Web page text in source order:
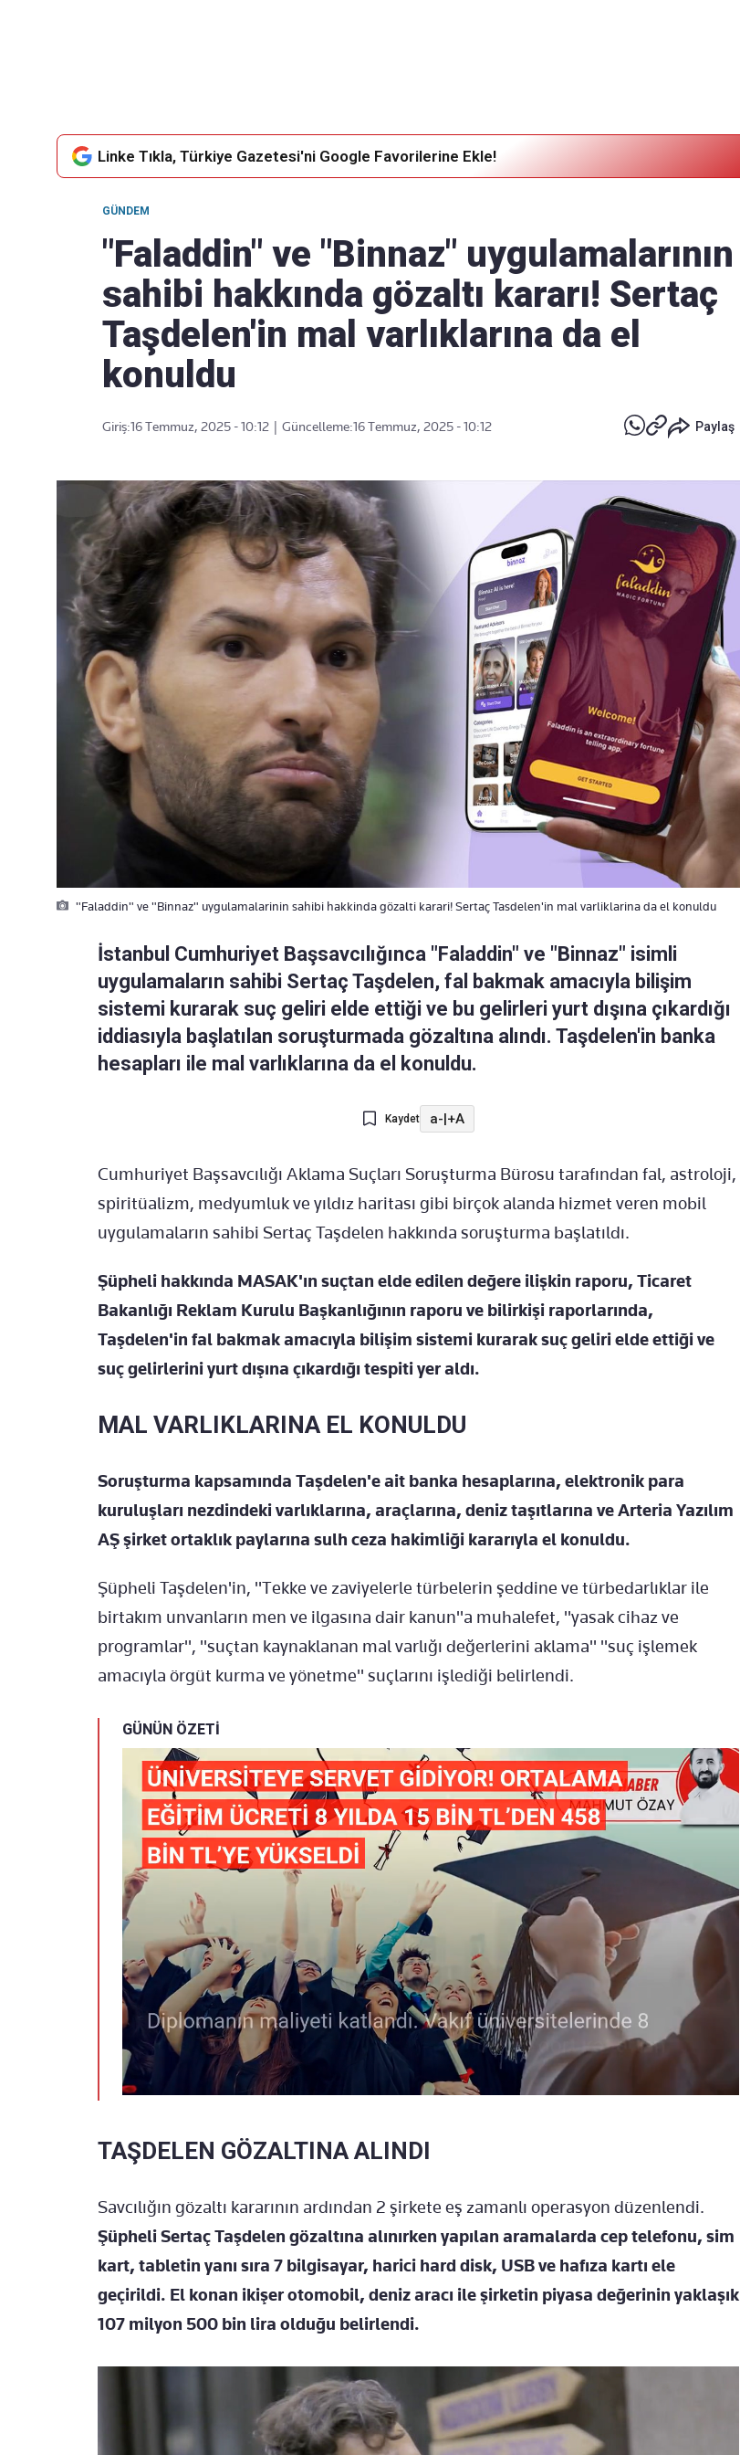
Linke Tıkla, Türkiye Gazetesi'ni Google Favorilerine Ekle!
GÜNDEM
"Faladdin" ve "Binnaz" uygulamalarının
sahibi hakkında gözaltı kararı! Sertaç
Taşdelen'in mal varlıklarına da el
konuldu
Giriş:16 Temmuz, 2025 - 10:12 Güncelleme:16 Temmuz, 2025 - 10:12 Paylaş
"Faladdin" ve "Binnaz" uygulamalarinin sahibi hakkinda gözalti karari! Sertaç Tasdelen'in mal varliklarina da el konuldu
İstanbul Cumhuriyet Başsavcılığınca "Faladdin" ve "Binnaz" isimli
uygulamaların sahibi Sertaç Taşdelen, fal bakmak amacıyla bilişim
sistemi kurarak suç geliri elde ettiği ve bu gelirleri yurt dışına çıkardığı
iddiasıyla başlatılan soruşturmada gözaltına alındı. Taşdelen'in banka
hesapları ile mal varlıklarına da el konuldu.
Kaydet a-|+A
Cumhuriyet Başsavcılığı Aklama Suçları Soruşturma Bürosu tarafından fal, astroloji,
spiritüalizm, medyumluk ve yıldız haritası gibi birçok alanda hizmet veren mobil
uygulamaların sahibi Sertaç Taşdelen hakkında soruşturma başlatıldı.
Şüpheli hakkında MASAK'ın suçtan elde edilen değere ilişkin raporu, Ticaret
Bakanlığı Reklam Kurulu Başkanlığının raporu ve bilirkişi raporlarında,
Taşdelen'in fal bakmak amacıyla bilişim sistemi kurarak suç geliri elde ettiği ve
suç gelirlerini yurt dışına çıkardığı tespiti yer aldı.
MAL VARLIKLARINA EL KONULDU
Soruşturma kapsamında Taşdelen'e ait banka hesaplarına, elektronik para
kuruluşları nezdindeki varlıklarına, araçlarına, deniz taşıtlarına ve Arteria Yazılım
AŞ şirket ortaklık paylarına sulh ceza hakimliği kararıyla el konuldu.
Şüpheli Taşdelen'in, "Tekke ve zaviyelerle türbelerin şeddine ve türbedarlıklar ile
birtakım unvanların men ve ilgasına dair kanun"a muhalefet, "yasak cihaz ve
programlar", "suçtan kaynaklanan mal varlığı değerlerini aklama" "suç işlemek
amacıyla örgüt kurma ve yönetme" suçlarını işlediği belirlendi.
GÜNÜN ÖZETİ
TAŞDELEN GÖZALTINA ALINDI
Savcılığın gözaltı kararının ardından 2 şirkete eş zamanlı operasyon düzenlendi.
Şüpheli Sertaç Taşdelen gözaltına alınırken yapılan aramalarda cep telefonu, sim
kart, tabletin yanı sıra 7 bilgisayar, harici hard disk, USB ve hafıza kartı ele
geçirildi. El konan ikişer otomobil, deniz aracı ile şirketin piyasa değerinin yaklaşık
107 milyon 500 bin lira olduğu belirlendi.